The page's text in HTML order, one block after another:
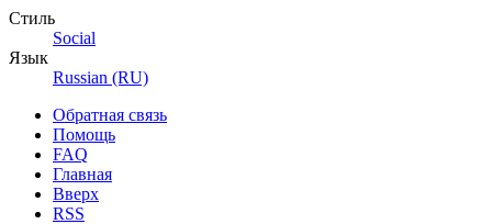
Стиль
Social
Язык
Russian (RU)
Обратная связь
Помощь
FAQ
Главная
Вверх
RSS